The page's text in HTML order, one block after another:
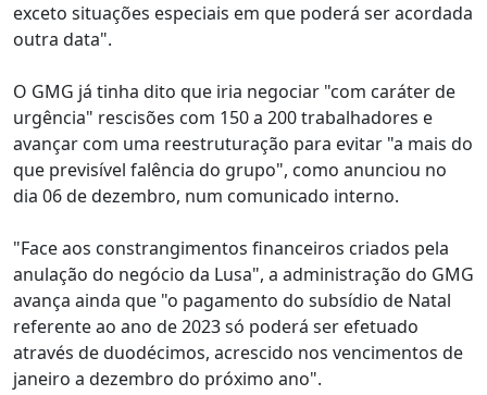
exceto situações especiais em que poderá ser acordada
outra data".
O GMG já tinha dito que iria negociar "com caráter de
urgência" rescisões com 150 a 200 trabalhadores e
avançar com uma reestruturação para evitar "a mais do
que previsível falência do grupo", como anunciou no
dia 06 de dezembro, num comunicado interno.
"Face aos constrangimentos financeiros criados pela
anulação do negócio da Lusa", a administração do GMG
avança ainda que "o pagamento do subsídio de Natal
referente ao ano de 2023 só poderá ser efetuado
através de duodécimos, acrescido nos vencimentos de
janeiro a dezembro do próximo ano".